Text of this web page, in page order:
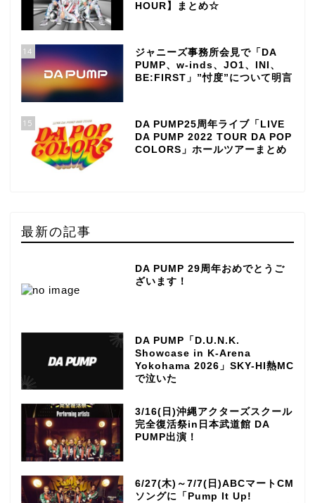
HOUR】まとめ☆
14
ジャニーズ事務所会見で「DA
PUMP、w-inds、JO1、INI、
BE:FIRST」”忖度”について明言
15
DA PUMP25周年ライブ「LIVE
DA PUMP 2022 TOUR DA POP
COLORS」ホールツアーまとめ
最新の記事
DA PUMP 29周年おめでとうご
ざいます！
DA PUMP「D.U.N.K.
Showcase in K-Arena
Yokohama 2026」SKY-HI熱MC
で泣いた
3/16(日)沖縄アクターズスクール
完全復活祭in日本武道館 DA
PUMP出演！
6/27(木)～7/7(日)ABCマートCM
ソングに「Pump It Up!